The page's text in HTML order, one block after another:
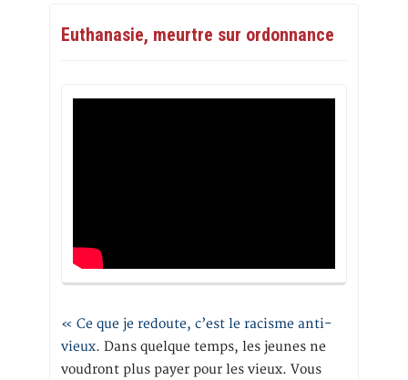
Euthanasie, meurtre sur ordonnance
« Ce que je redoute, c’est le racisme anti-
vieux. Dans quelque temps, les jeunes ne
voudront plus payer pour les vieux. Vous